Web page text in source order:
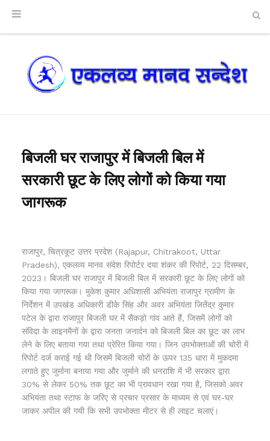
बिजली घर राजापुर में बिजली बिल में
सरकारी छूट के लिए लोगों को किया गया
जागरूक
राजापुर, चित्रकूट उत्तर प्रदेश (Rajapur, Chitrakoot, Uttar
Pradesh), एकलव्य मानव संदेश रिपोर्टर दया शंकर की रिपोर्ट, 22 दिसम्बर,
2023। बिजली घर राजापुर में बिजली बिल में सरकारी छूट के लिए लोगों को
किया गया जागरूक। मुकेश कुमार अधिशासी अभियंता राजापुर ग्रामीण के
निर्देशन में उपखंड अधिकारी डीके सिंह और अवर अभियंता जितेंद्र कुमार
पटेल के द्वारा राजापुर बिजली घर में सैकड़ो गांव आते हैं, जिसमें लोगों को
संविदा के लाइनमैनों के द्वारा जनता जनार्दन को बिजली बिल का छूट का लाभ
लेने के लिए बताया गया तथा प्रेरित किया गया। जिन उपभोक्ताओं की चोरी में
रिपोर्ट दर्ज कराई गई थी जिसमें बिजली चोरों के ऊपर 135 धारा में मुकदमा
लगाते हुए जुर्माना बनाया गया और जुर्माने की धनराशि में भी सरकार द्वारा
30% से लेकर 50% तक छूट का भी प्रावधान रखा गया है, जिसको अवर
अभियंता तथा स्टाफ के जरिए से प्रचार प्रसार के माध्यम से एवं घर-घर
जाकर अपील की गयी कि सभी उपभोक्ता मीटर से ही लाइट चलाएं।